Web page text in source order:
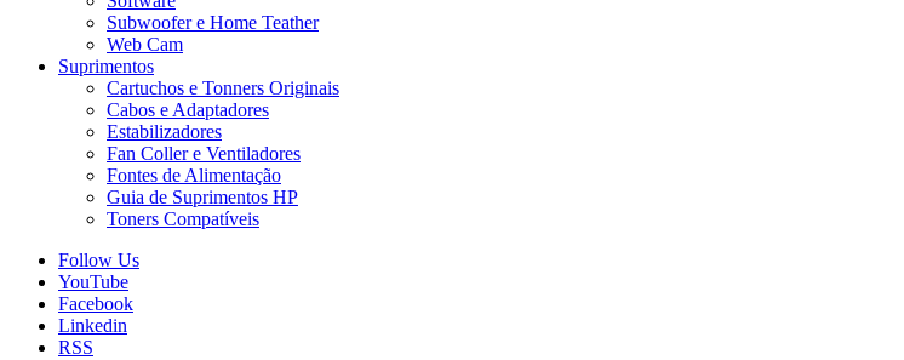
Subwoofer e Home Teather
Web Cam
Suprimentos
Cartuchos e Tonners Originais
Cabos e Adaptadores
Estabilizadores
Fan Coller e Ventiladores
Fontes de Alimentação
Guia de Suprimentos HP
Toners Compatíveis
Follow Us
YouTube
Facebook
Linkedin
RSS